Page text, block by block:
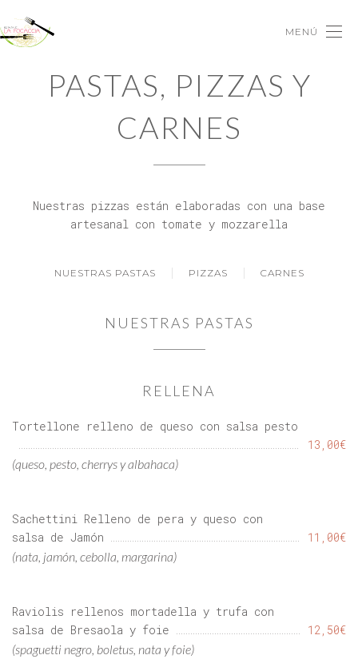
MENÚ
PASTAS, PIZZAS Y
CARNES
Nuestras pizzas están elaboradas con una base
artesanal con tomate y mozzarella
NUESTRAS PASTAS PIZZAS CARNES
NUESTRAS PASTAS
RELLENA
Tortellone relleno de queso con salsa pesto
13,00€
(queso, pesto, cherrys y albahaca)
Sachettini Relleno de pera y queso con
salsa de Jamón
11,00€
(nata, jamón, cebolla, margarina)
Raviolis rellenos mortadella y trufa con
salsa de Bresaola y foie
12,50€
(spaguetti negro, boletus, nata y foie)